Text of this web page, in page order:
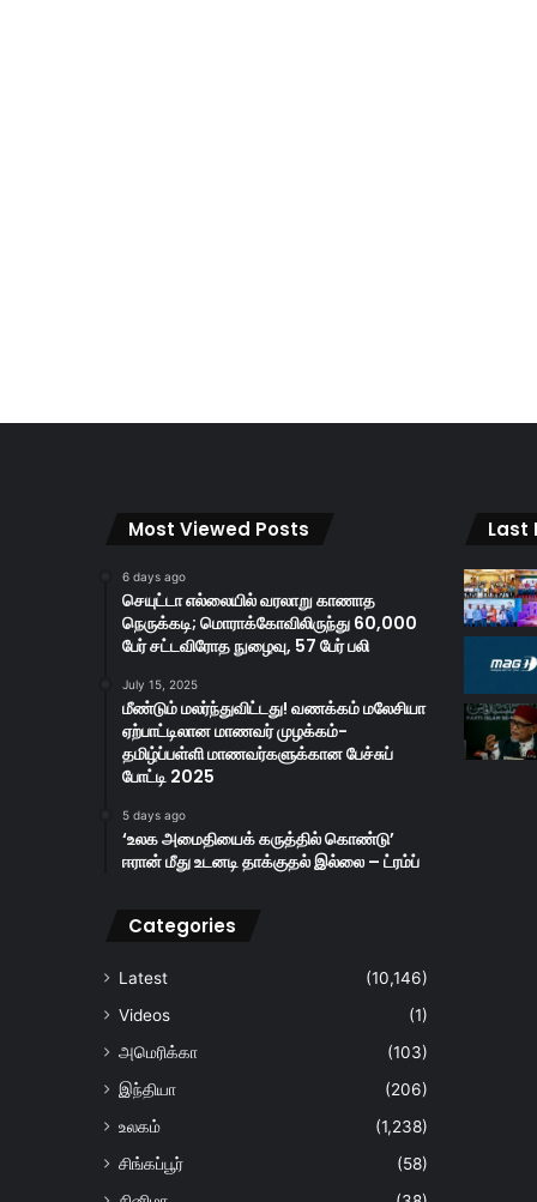
Most Viewed Posts
6 days ago
செயுட்டா எல்லையில் வரலாறு காணாத
நெருக்கடி; மொராக்கோவிலிருந்து 60,000
பேர் சட்டவிரோத நுழைவு, 57 பேர் பலி
July 15, 2025
மீண்டும் மலர்ந்துவிட்டது! வணக்கம் மலேசியா
ஏற்பாட்டிலான மாணவர் முழக்கம்-
தமிழ்ப்பள்ளி மாணவர்களுக்கான பேச்சுப்
போட்டி 2025
5 days ago
‘உலக அமைதியைக் கருத்தில் கொண்டு’
ஈரான் மீது உடனடி தாக்குதல் இல்லை – ட்ரம்ப்
Categories
Latest
(10,146)
Videos
(1)
அமெரிக்கா
(103)
இந்தியா
(206)
உலகம்
(1,238)
சிங்கப்பூர்
(58)
Last